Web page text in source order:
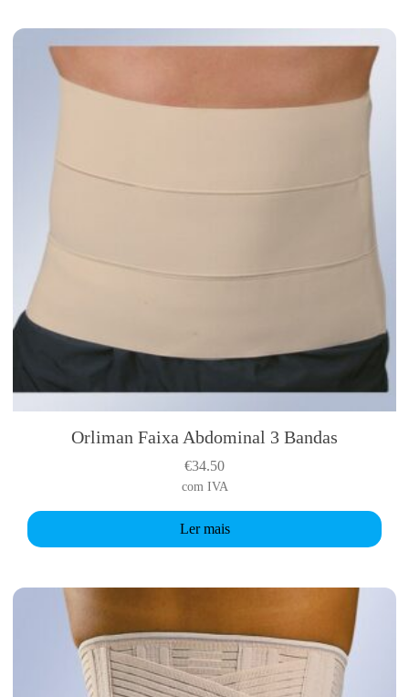
Orliman Faixa Abdominal 3 Bandas
€34.50
com IVA
Ler mais